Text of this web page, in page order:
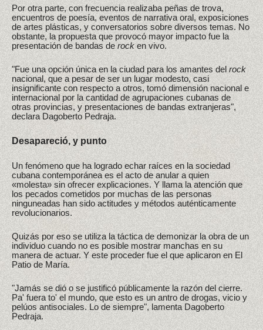
Por otra parte, con frecuencia realizaba peñas de trova,
encuentros de poesía, eventos de narrativa oral, exposiciones
de artes plásticas, y conversatorios sobre diversos temas. No
obstante, la propuesta que provocó mayor impacto fue la
presentación de bandas derocken vivo.
"Fue una opción única en la ciudad para los amantes delrock
nacional, que a pesar de ser un lugar modesto, casi
insignificante con respecto a otros, tomó dimensión nacional e
internacional por la cantidad de agrupaciones cubanas de
otras provincias, y presentaciones de bandas extranjeras",
declara Dagoberto Pedraja.
Desapareció, y punto
Un fenómeno que ha logrado echar raíces en la sociedad
cubana contemporánea es el acto de anular a quien
«molesta» sin ofrecer explicaciones. Y llama la atención que
los pecados cometidos por muchas de las personas
ninguneadas han sido actitudes y métodos auténticamente
revolucionarios.
Quizás por eso se utiliza la táctica de demonizar la obra de un
individuo cuando no es posible mostrar manchas en su
manera de actuar. Y este proceder fue el que aplicaron en El
Patio de María.
"Jamás se dió o se justificó públicamente la razón del cierre.
Pa' fuera to' el mundo, que esto es un antro de drogas, vicio y
pelúos antisociales. Lo de siempre", lamenta Dagoberto
Pedraja.